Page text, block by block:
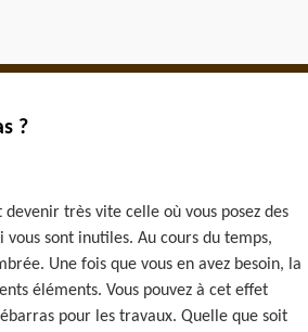
?
très vite celle où vous posez des
sont inutiles. Au cours du temps,
Une fois que vous en avez besoin, la
éléments. Vous pouvez à cet effet
pour les travaux. Quelle que soit